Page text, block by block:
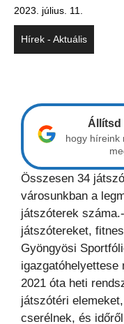
2023. július. 11.
Hírek - Aktuális
Állítsd
hogy híreink
Összesen 34
városunkban a
játszóterek
játszótereket,
Gyöngyösi
igazgatóhelyettese
2021 óta heti
játszótéri
cserélnek, és